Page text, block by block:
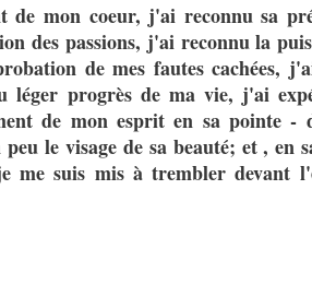
de mon coeur, j'ai reconnu sa
des passions, j'ai reconnu la
de mes fautes cachées,
léger progrès de ma vie, j'ai
de mon esprit en sa pointe -
le visage de sa beauté; et , en
me suis mis à trembler devant